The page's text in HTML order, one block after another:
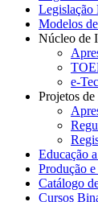
Legislação
Modelos
Núcleo de
e-
Projetos
Educação
Produção
Catálogo
Cursos